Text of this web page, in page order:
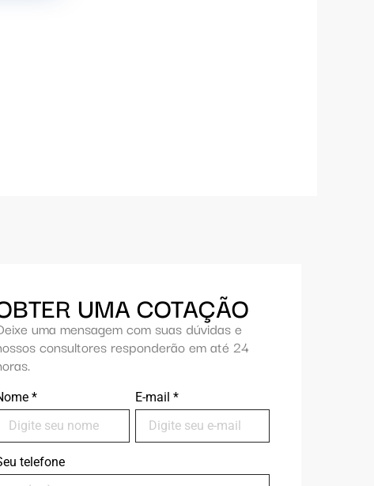
UMA COTAÇÃO
uma mensagem com suas dúvidas e
consultores responderão em até 24
* E-mail *
telefone